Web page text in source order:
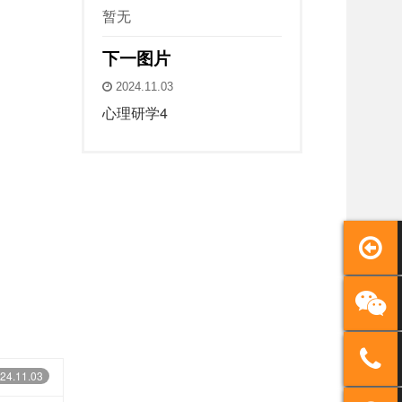
暂无
下一图片
2024.11.03
心理研学4